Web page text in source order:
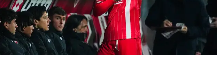
Hockey
Pallanuoto
Pallamano